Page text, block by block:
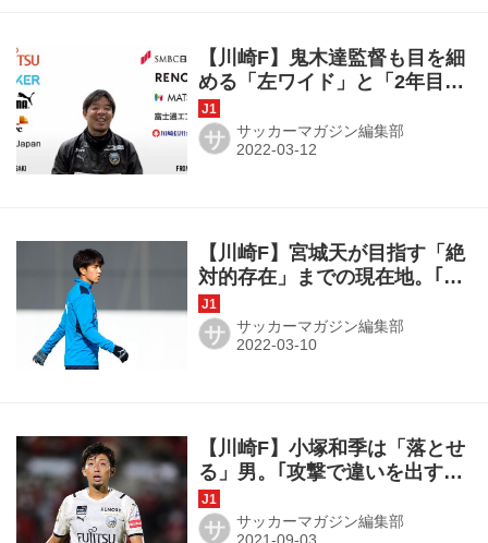
【川崎F】鬼木達監督も目を細
める「左ワイド」と「2年目」
の男たち。｢期待もリスペクト
もあります｣
サ サッカーマガジン編集部
【川崎F】宮城天が目指す「絶
対的存在」までの現在地。｢圧
倒的な人がいない。自分がチ
ャンスをつかみとれるように｣
サ サッカーマガジン編集部
【川崎F】小塚和季は「落とせ
る」男。｢攻撃で違いを出す｣
の意志を込めた2本のパスの色
気
サ サッカーマガジン編集部